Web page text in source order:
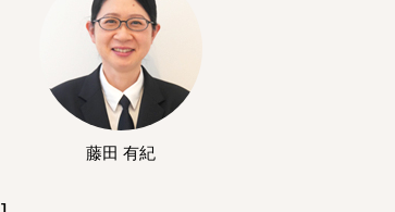
藤田 有紀